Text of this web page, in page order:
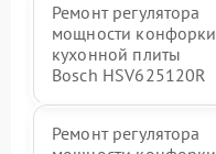
Ремонт регулятора
мощности конфорки
кухонной плиты
Bosch HSV625120R
Ремонт регулятора